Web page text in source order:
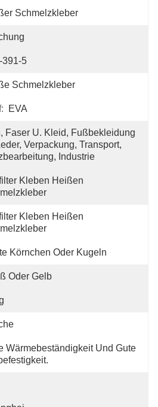
Schmelzkleber
391-5
Schmelzkleber
EVA
Faser U. Kleid, Fußbekleidung
Verpackung, Transport,
Industrie
Kleben Heißen
Kleben Heißen
Körnchen Oder Kugeln
Oder Gelb
Wärmebeständigkeit Und Gute